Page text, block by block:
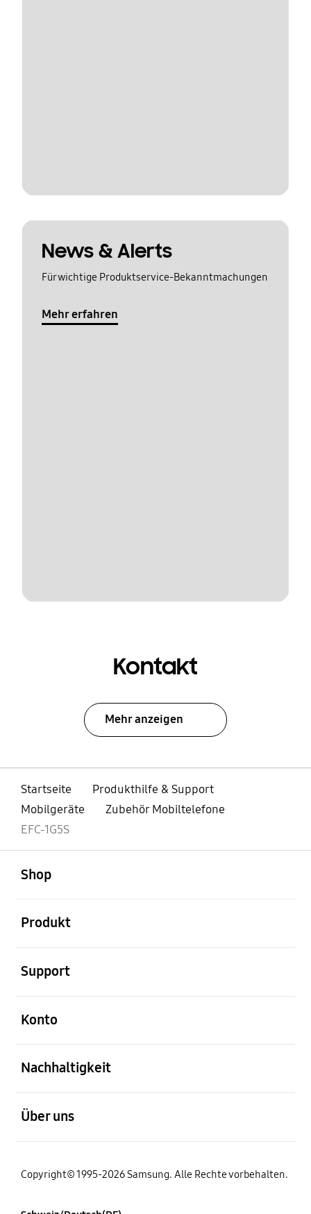
News & Alerts
Für wichtige Produktservice-Bekanntmachungen
Mehr erfahren
Kontakt
Mehr anzeigen
Startseite
Produkthilfe & Support
Mobilgeräte
Zubehör Mobiltelefone
EFC-1G5S
Shop
Produkt
Support
Konto
Nachhaltigkeit
Über uns
Copyright© 1995-2026 Samsung. Alle Rechte vorbehalten.